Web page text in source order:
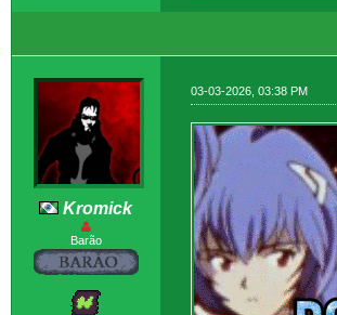
Kromick
Barão
03-03-2026, 03:38 PM